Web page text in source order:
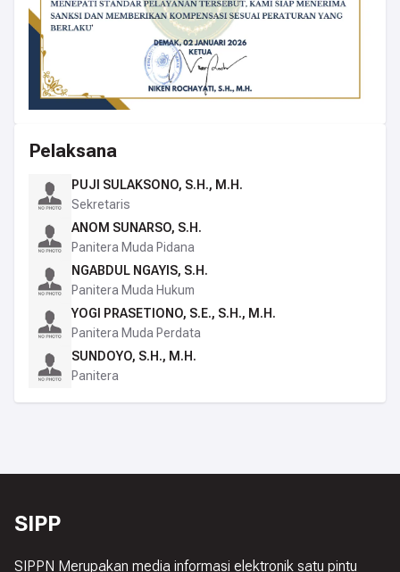
Pelaksana
PUJI SULAKSONO, S.H., M.H.
Sekretaris
ANOM SUNARSO, S.H.
Panitera Muda Pidana
NGABDUL NGAYIS, S.H.
Panitera Muda Hukum
YOGI PRASETIONO, S.E., S.H., M.H.
Panitera Muda Perdata
SUNDOYO, S.H., M.H.
Panitera
SIPP
SIPPN Merupakan media informasi elektronik satu pintu